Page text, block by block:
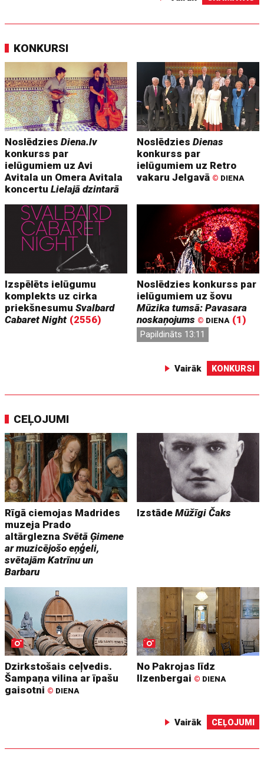
KONKURSI
NoslēdziesDiena.lv
konkurss par
ielūgumiem uz Avi
Avitala un Omera Avitala
koncertuLielajā dzintarā
NoslēdziesDienas
konkurss par
ielūgumiem uz Retro
vakaru Jelgavā © DIENA
Izspēlēts ielūgumu
komplekts uz cirka
priekšnesumuSvalbard
Cabaret Night (2556)
Noslēdzies konkurss par
ielūgumiem uz šovu
Mūzika tumsā: Pavasara
noskaņojums © DIENA (1)
Papildināts 13:11
Vairāk KONKURSI
CEĻOJUMI
Rīgā ciemojas Madrides
muzeja Prado
altārgleznaSvētā Ģimene
ar muzicējošo eņģeli,
svētajām Katrīnu un
Barbaru
IzstādeMūžīgi Čaks
Dzirkstošais ceļvedis.
Šampaņa vilina ar īpašu
gaisotni © DIENA
No Pakrojas līdz
Ilzenbergai © DIENA
Vairāk CEĻOJUMI